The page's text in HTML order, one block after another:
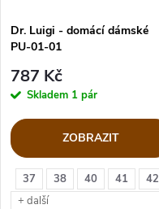
37 38 40 41
42
+ další
Dr. Luigi - domácí dámské
PU-01-01
787 Kč
Skladem 1 pár
ZOBRAZIT